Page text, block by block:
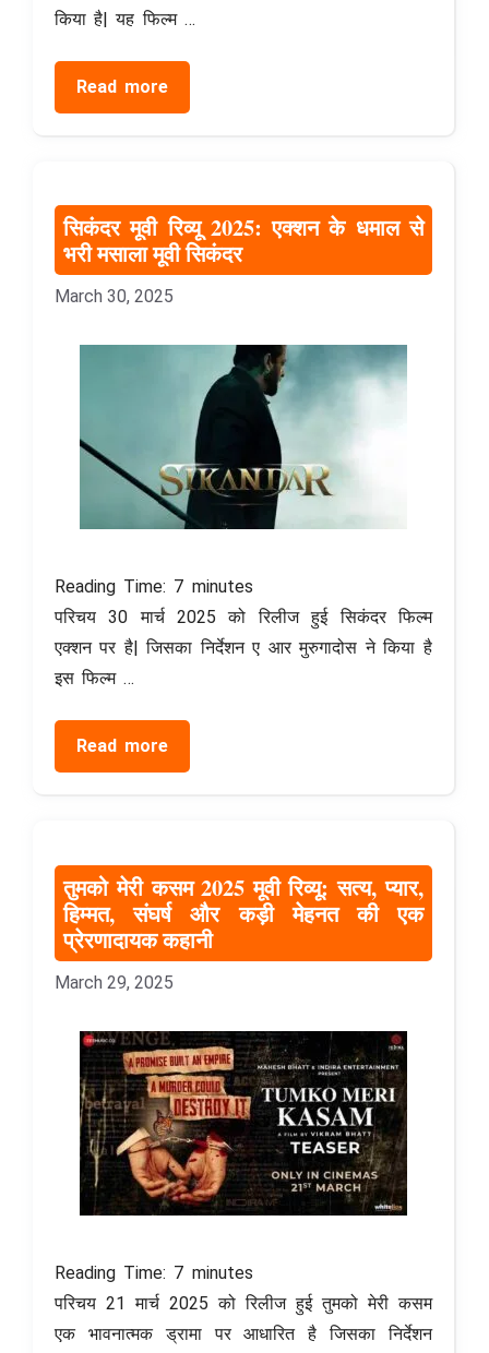
किया है| यह फिल्म …
Read more
सिकंदर मूवी रिव्यू 2025: एक्शन के धमाल से
भरी मसाला मूवी सिकंदर
March 30, 2025
Reading Time: 7 minutes
परिचय 30 मार्च 2025 को रिलीज हुई सिकंदर फिल्म
एक्शन पर है| जिसका निर्देशन ए आर मुरुगादोस ने किया है
इस फिल्म …
Read more
तुमको मेरी कसम 2025 मूवी रिव्यू: सत्य, प्यार,
हिम्मत, संघर्ष और कड़ी मेहनत की एक
प्रेरणादायक कहानी
March 29, 2025
Reading Time: 7 minutes
परिचय 21 मार्च 2025 को रिलीज हुई तुमको मेरी कसम
एक भावनात्मक ड्रामा पर आधारित है जिसका निर्देशन